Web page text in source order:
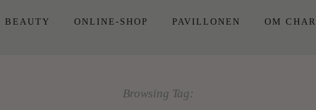
BEAUTY ONLINE-SHOP PAVILLONEN OM
Browsing Tag: